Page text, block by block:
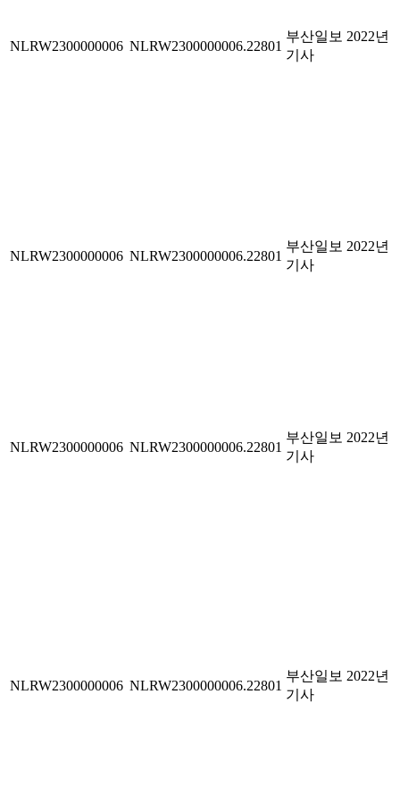
NLRW2300000006 NLRW2300000006.22801
부산일보 2022년
기사
NLRW2300000006 NLRW2300000006.22801
부산일보 2022년
기사
NLRW2300000006 NLRW2300000006.22801
부산일보 2022년
기사
NLRW2300000006 NLRW2300000006.22801
부산일보 2022년
기사